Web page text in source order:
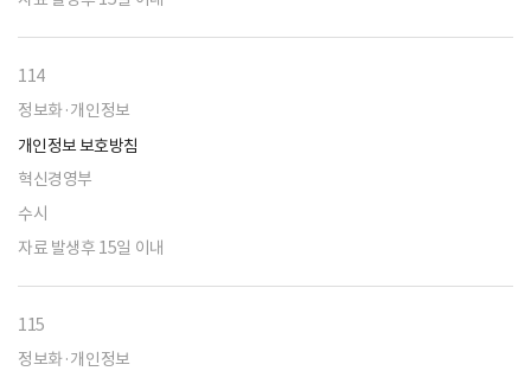
114
정보화·개인정보
개인정보 보호방침
혁신경영부
수시
자료 발생후 15일 이내
115
정보화·개인정보